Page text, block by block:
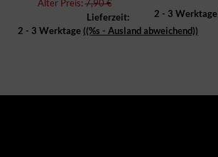
Alter Preis:7,90 €
Lieferzeit:
2 - 3 Werktage ((%s - Ausland abweichend))
2 - 3 Werktage